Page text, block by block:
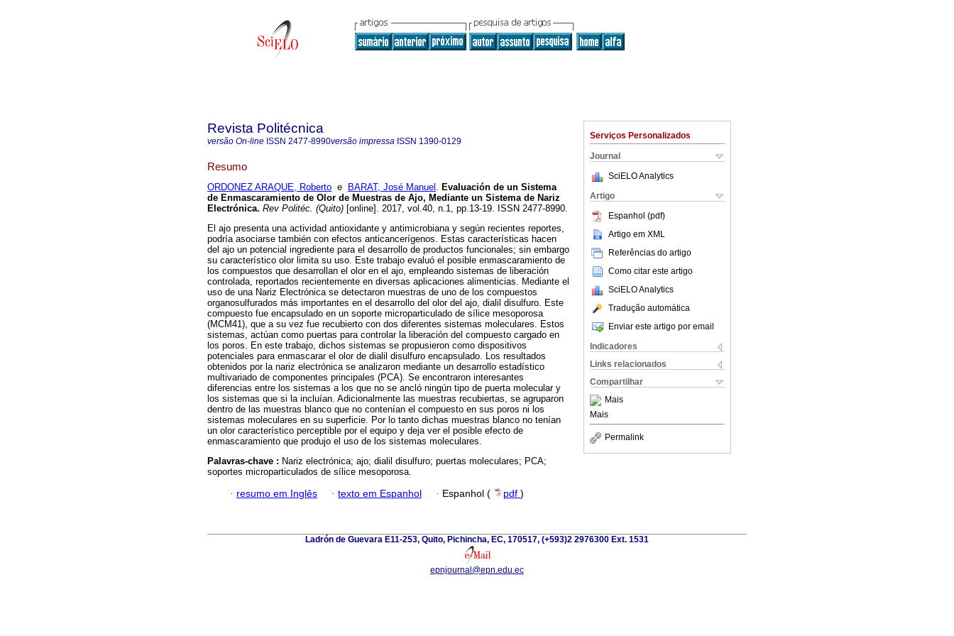
Serviços Personalizados
Journal
SciELO Analytics
Artigo
Espanhol (pdf)
Artigo em XML
Referências do artigo
Como citar este artigo
SciELO Analytics
Tradução automática
Enviar este artigo por email
Indicadores
Links relacionados
Compartilhar
Mais
Mais
Permalink
Revista Politécnica
versão On-line ISSN 2477-8990versão impressa ISSN 1390-0129
Resumo
ORDONEZ ARAQUE, Roberto e BARAT, José Manuel . Evaluación de un Sistema
de Enmascaramiento de Olor de Muestras de Ajo, Mediante un Sistema de Nariz
Electrónica. Rev Politéc. (Quito) [online]. 2017, vol.40, n.1, pp.13-19. ISSN 2477-8990.
El ajo presenta una actividad antioxidante y antimicrobiana y según recientes reportes,
podría asociarse también con efectos anticancerígenos. Estas características hacen
del ajo un potencial ingrediente para el desarrollo de productos funcionales; sin embargo
su característico olor limita su uso. Este trabajo evaluó el posible enmascaramiento de
los compuestos que desarrollan el olor en el ajo, empleando sistemas de liberación
controlada, reportados recientemente en diversas aplicaciones alimenticias. Mediante el
uso de una Nariz Electrónica se detectaron muestras de uno de los compuestos
organosulfurados más importantes en el desarrollo del olor del ajo, dialil disulfuro. Este
compuesto fue encapsulado en un soporte microparticulado de sílice mesoporosa
(MCM41), que a su vez fue recubierto con dos diferentes sistemas moleculares. Estos
sistemas, actúan como puertas para controlar la liberación del compuesto cargado en
los poros. En este trabajo, dichos sistemas se propusieron como dispositivos
potenciales para enmascarar el olor de dialil disulfuro encapsulado. Los resultados
obtenidos por la nariz electrónica se analizaron mediante un desarrollo estadístico
multivariado de componentes principales (PCA). Se encontraron interesantes
diferencias entre los sistemas a los que no se ancló ningún tipo de puerta molecular y
los sistemas que si la incluían. Adicionalmente las muestras recubiertas, se agruparon
dentro de las muestras blanco que no contenían el compuesto en sus poros ni los
sistemas moleculares en su superficie. Por lo tanto dichas muestras blanco no tenían
un olor característico perceptible por el equipo y deja ver el posible efecto de
enmascaramiento que produjo el uso de los sistemas moleculares.
Palavras-chave : Nariz electrónica; ajo; dialil disulfuro; puertas moleculares; PCA;
soportes microparticulados de sílice mesoporosa.
· resumo em Inglês · texto em Espanhol · Espanhol ( pdf )
Ladrón de Guevara E11-253, Quito, Pichincha, EC, 170517, (+593)2 2976300 Ext. 1531
epnjournal@epn.edu.ec